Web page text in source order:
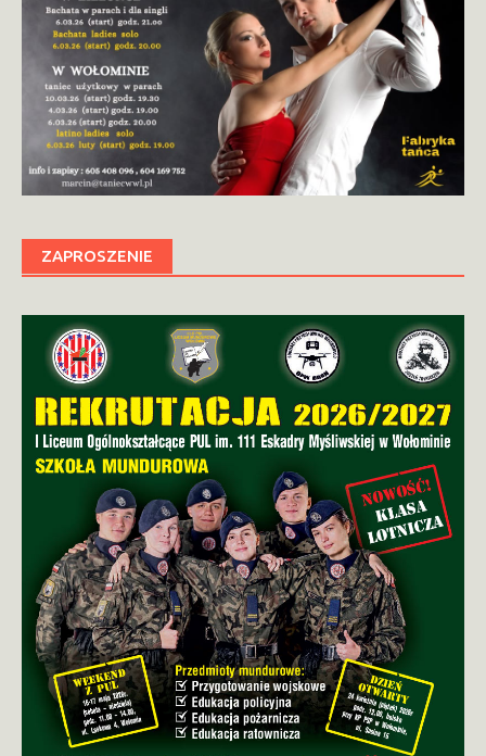
ZAPROSZENIE